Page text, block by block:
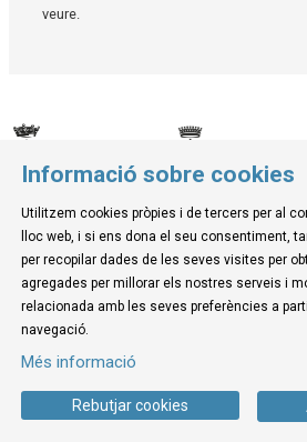
veure.
© Museu de la Mediterrània
C. d'Ullà, 27-31 | 17257 Torroella de Montgrí
Tel. 972 755 180 a/e:
Sitemap |
Informació sobre cookies
Utilitzem cookies pròpies i de tercers per al
lloc web, i si ens dona el seu consentiment,
per recopilar dades de les seves visites per
agregades per millorar els nostres serveis i
relacionada amb les seves preferències a
navegació.
Més informació
Rebutjar cookies